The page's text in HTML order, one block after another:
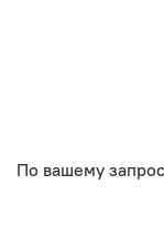
По вашему